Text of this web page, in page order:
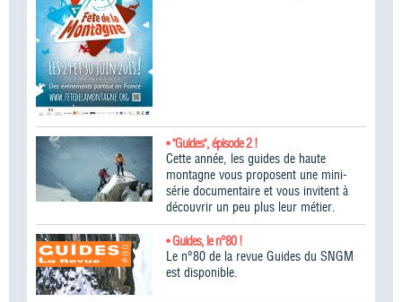
• "Guides", épisode 2 !
Cette année, les guides de haute
montagne vous proposent une mini-
série documentaire et vous invitent à
découvrir un peu plus leur métier.
• Guides, le n°80 !
Le n°80 de la revue Guides du SNGM
est disponible.